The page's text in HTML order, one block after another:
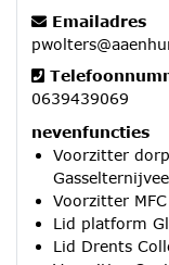
Emailadres
0639439069
nevenfuncties
Voorzitter
Voorzitter
Lid platform
Lid Drents